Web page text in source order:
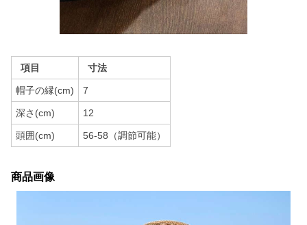
項目 寸法
帽子の縁(cm) 7
深さ(cm) 12
頭囲(cm) 56-58（調節可能）
商品画像